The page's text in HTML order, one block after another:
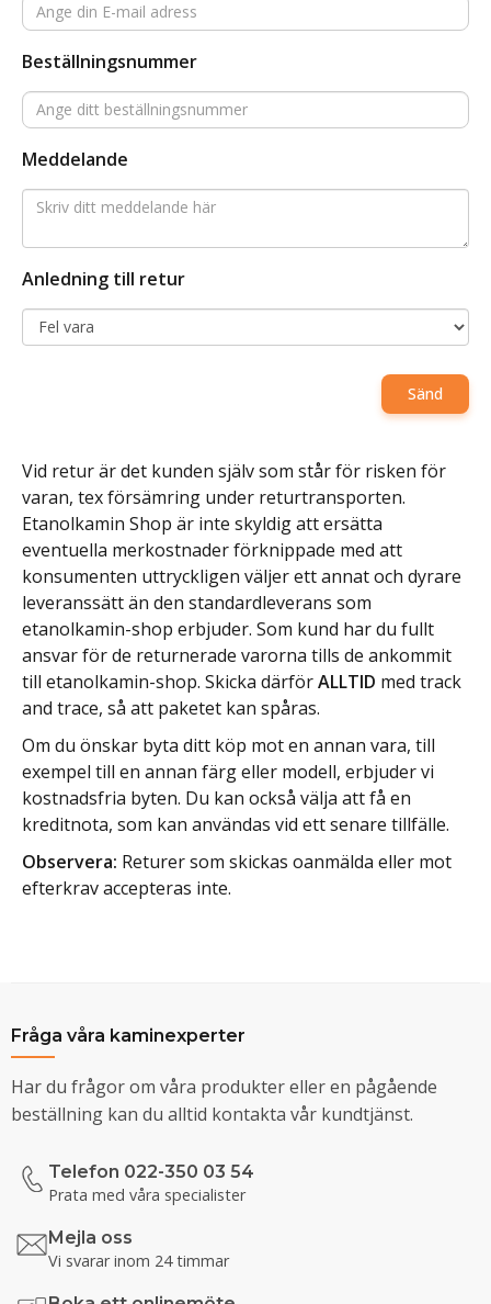
Beställningsnummer
Meddelande
Anledning till retur
Sänd
Vid retur är det kunden själv som står för risken för
varan, tex försämring under returtransporten.
Etanolkamin Shop är inte skyldig att ersätta
eventuella merkostnader förknippade med att
konsumenten uttryckligen väljer ett annat och dyrare
leveranssätt än den standardleverans som
etanolkamin-shop erbjuder. Som kund har du fullt
ansvar för de returnerade varorna tills de ankommit
till etanolkamin-shop. Skicka därförALLTID med track
and trace, så att paketet kan spåras.
Om du önskar byta ditt köp mot en annan vara, till
exempel till en annan färg eller modell, erbjuder vi
kostnadsfria byten. Du kan också välja att få en
kreditnota, som kan användas vid ett senare tillfälle.
Observera: Returer som skickas oanmälda eller mot
efterkrav accepteras inte.
Fråga våra kaminexperter
Har du frågor om våra produkter eller en pågående
beställning kan du alltid kontakta vår kundtjänst.
Telefon 022-350 03 54
Prata med våra specialister
Mejla oss
Vi svarar inom 24 timmar